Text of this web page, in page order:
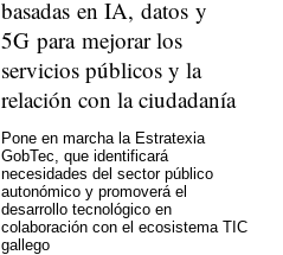
basadas en IA, datos y
5G para mejorar los
servicios públicos y la
relación con la ciudadanía
Pone en marcha la Estratexia
GobTec, que identificará
necesidades del sector público
autonómico y promoverá el
desarrollo tecnológico en
colaboración con el ecosistema TIC
gallego